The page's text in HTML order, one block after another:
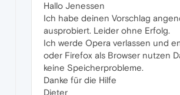
Hallo Jenessen
Ich habe deinen Vorschlag
ausprobiert. Leider ohne Erfolg.
Ich werde Opera verlassen und
oder Firefox als Browser nutzen
keine Speicherprobleme.
Danke für die Hilfe
Dieter